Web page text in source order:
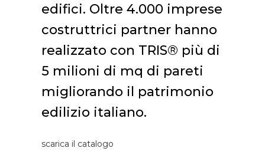
edifici. Oltre 4.000 imprese
costruttrici partner hanno
realizzato con TRIS® più di
5 milioni di mq di pareti
migliorando il patrimonio
edilizio italiano.
scarica il catalogo